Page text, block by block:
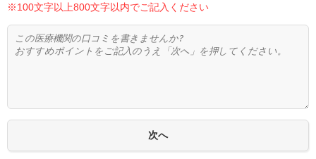
※100文字以上800文字以内でご記入ください